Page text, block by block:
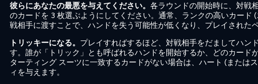
彼らにあなたの最悪を与えてください。 各ラウンドの開始時に、対戦
のカードを 3 枚選ぶようにしてください。通常、ランクの高いカー
戦相手に渡すことで、ハンドを失う可能性が低くなり、プレイされた
トリッキーになる。 プレイすればするほど、対戦相手をだましてハン
す。誰が「トリック」とも呼ばれるハンドを開始するか、どのカード
ターティング スーツに一致するカードがない場合は、ハート (または
ィを与えます。